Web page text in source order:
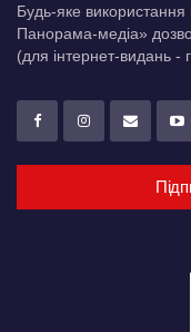
Будь-яке використання
Панорама-медіа»
(для інтернет-видань -